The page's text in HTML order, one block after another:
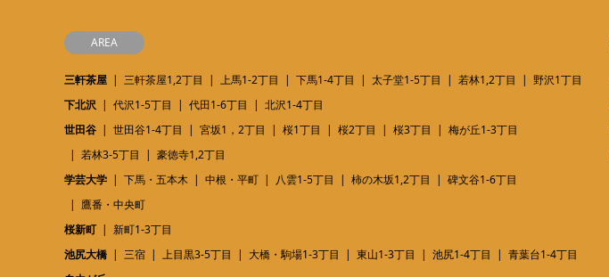
AREA
三軒茶屋 三軒茶屋1,2丁目 上馬1-2丁目 下馬1-4丁目 太子堂1-5丁目 若林1,2丁目
野沢1丁目
下北沢
代沢1-5丁目 代田1-6丁目
北沢1-4丁目
世田谷
世田谷1-4丁目 宮坂1，2丁目 桜1丁目 桜2丁目 桜3丁目
梅が丘1-3丁目
若林3-5丁目
豪徳寺1,2丁目
学芸大学
下馬・五本木 中根・平町 八雲1-5丁目 柿の木坂1,2丁目
碑文谷1-6丁目
鷹番・中央町
桜新町
新町1-3丁目
池尻大橋
三宿 上目黒3-5丁目 大橋・駒場1-3丁目 東山1-3丁目 池尻1-4丁目
青葉台1-4丁目